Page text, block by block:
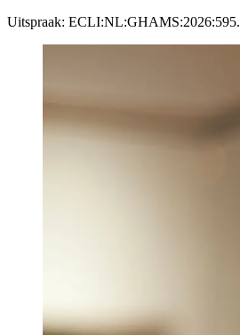
Uitspraak: ECLI:NL:GHAMS:2026:595.